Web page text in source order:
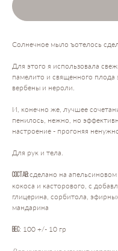
Солнечное мыло ъотелось
Для этого я использовала
памелито и священного
вербены и нероли.
И, конечно же, лучшее
пенилось, нежно, но
настроение - прогоняя
Для рук и тела.
Состав:сделано на
кокоса и касторового, с
глицерина, сорбитола,
мандарина
Вес: 100 +/- 10 гр